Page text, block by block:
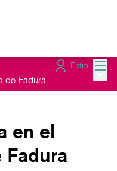
Entra
de Fadura
en el